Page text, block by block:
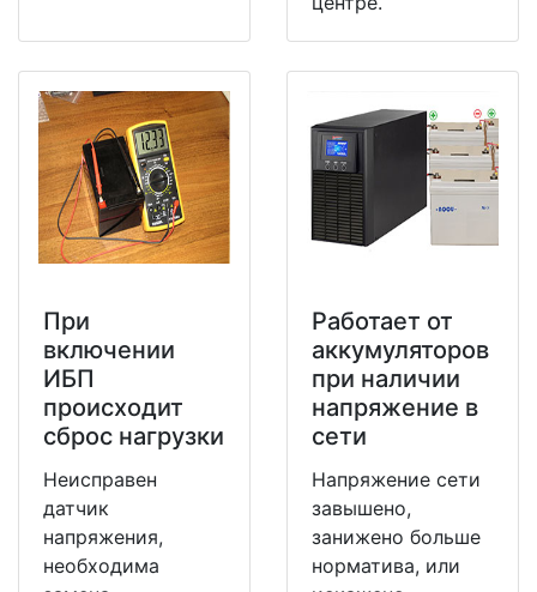
При
включении
ИБП
происходит
сброс нагрузки
Неисправен
датчик
напряжения,
необходима
Работает от
аккумуляторов
при наличии
напряжение в
сети
Напряжение сети
завышено,
занижено больше
норматива, или